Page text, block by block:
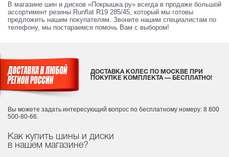
В магазине шин и дисков «Покрышка.ру» всегда в продаже большой
ассортимент резины Runflat R19 285/45, который мы готовы
предложить нашим покупателям. Звоните нашим специалистам по
телефону, мы постараемся помочь Вам с выбором!
Как купить шины и диски
в нашем магазине?
ДОСТАВКА КОЛЕС ПО МОСКВЕ ПРИ
ПОКУПКЕ КОМПЛЕКТА — БЕСПЛАТНО!
Вы можете задать интересующий вопрос по бесплатному номеру: 8 800
500-80-66.